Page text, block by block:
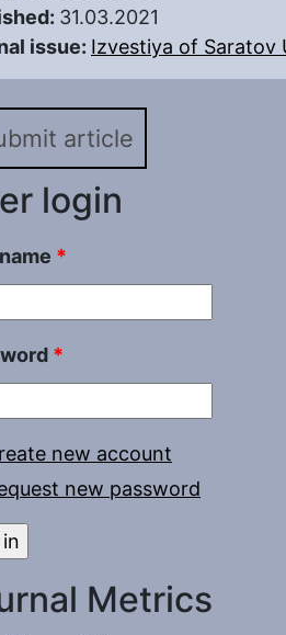
31.03.2021
issue: Izvestiya of Saratov
article
login
*
*
new account
new password
Metrics